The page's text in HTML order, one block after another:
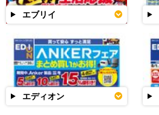
エブリイ
エディオン